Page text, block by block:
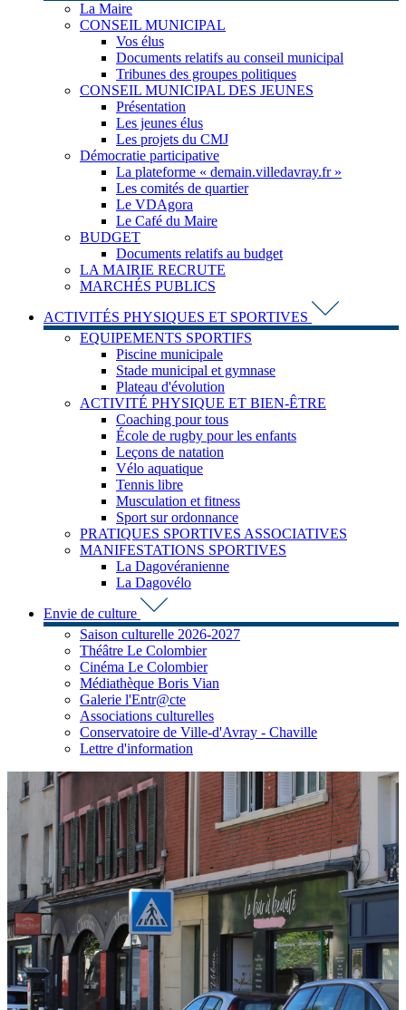
La Maire
CONSEIL MUNICIPAL
Vos élus
Documents relatifs au conseil municipal
Tribunes des groupes politiques
CONSEIL MUNICIPAL DES JEUNES
Présentation
Les jeunes élus
Les projets du CMJ
Démocratie participative
La plateforme « demain.villedavray.fr »
Les comités de quartier
Le VDAgora
Le Café du Maire
BUDGET
Documents relatifs au budget
LA MAIRIE RECRUTE
MARCHÉS PUBLICS
ACTIVITÉS PHYSIQUES ET SPORTIVES
EQUIPEMENTS SPORTIFS
Piscine municipale
Stade municipal et gymnase
Plateau d'évolution
ACTIVITÉ PHYSIQUE ET BIEN-ÊTRE
Coaching pour tous
École de rugby pour les enfants
Leçons de natation
Vélo aquatique
Tennis libre
Musculation et fitness
Sport sur ordonnance
PRATIQUES SPORTIVES ASSOCIATIVES
MANIFESTATIONS SPORTIVES
La Dagovéranienne
La Dagovélo
Envie de culture
Saison culturelle 2026-2027
Théâtre Le Colombier
Cinéma Le Colombier
Médiathèque Boris Vian
Galerie l'Entr@cte
Associations culturelles
Conservatoire de Ville-d'Avray - Chaville
Lettre d'information